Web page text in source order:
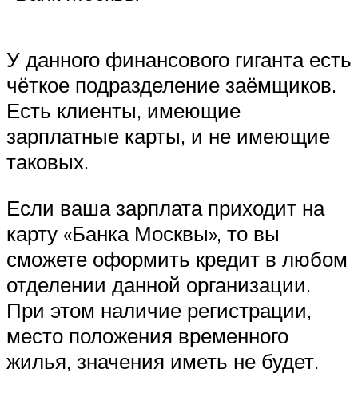
У данного финансового гиганта есть
чёткое подразделение заёмщиков.
Есть клиенты, имеющие
зарплатные карты, и не имеющие
таковых.
Если ваша зарплата приходит на
карту «Банка Москвы», то вы
сможете оформить кредит в любом
отделении данной организации.
При этом наличие регистрации,
место положения временного
жилья, значения иметь не будет.